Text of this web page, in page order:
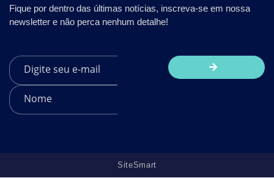
Fique por dentro das últimas notícias, inscreva-se em nossa
newsletter e não perca nenhum detalhe!
SiteSmart